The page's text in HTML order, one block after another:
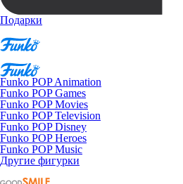
Подарки
Funko POP Animation
Funko POP Games
Funko POP Movies
Funko POP Television
Funko POP Disney
Funko POP Heroes
Funko POP Music
Другие фигурки